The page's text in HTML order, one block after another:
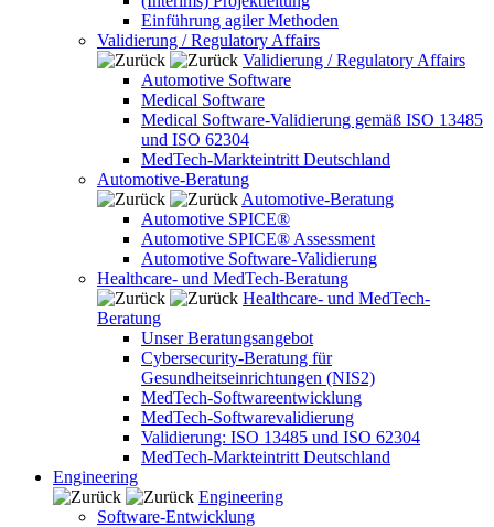
Einführung agiler Methoden
Validierung / Regulatory Affairs
Validierung / Regulatory Affairs
Automotive Software
Medical Software
Medical Software-Validierung gemäß ISO 13485
und ISO 62304
MedTech-Markteintritt Deutschland
Automotive-Beratung
Automotive-Beratung
Automotive SPICE®
Automotive SPICE® Assessment
Automotive Software-Validierung
Healthcare- und MedTech-Beratung
Healthcare- und MedTech-
Beratung
Unser Beratungsangebot
Cybersecurity-Beratung für
Gesundheitseinrichtungen (NIS2)
MedTech-Softwareentwicklung
MedTech-Softwarevalidierung
Validierung: ISO 13485 und ISO 62304
MedTech-Markteintritt Deutschland
Engineering
Engineering
Software-Entwicklung